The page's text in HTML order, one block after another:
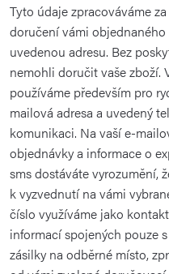
Tyto údaje zpracováváme
doručení vámi
uvedenou adresu. Bez
nemohli doručit vaše zboží.
používáme především pro
mailová adresa a uvedený
komunikaci. Na vaší e-
objednávky a informace o
sms dostáváte vyrozumění,
k vyzvednutí na vámi
číslo využíváme jako
informací spojených pouze
zásilky na odběrné místo,